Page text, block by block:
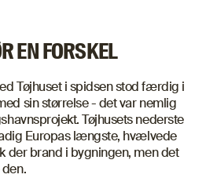
EN FORSKEL
Tøjhuset i spidsen stod færdig i
sin størrelse - det var nemlig
Tøjhusets nederste
Europas længste, hvælvede
der brand i bygningen, men det